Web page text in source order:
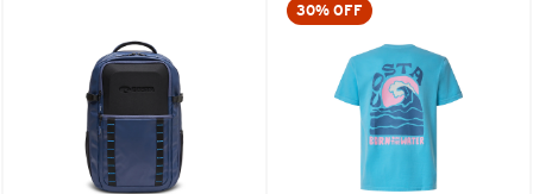
30% OFF